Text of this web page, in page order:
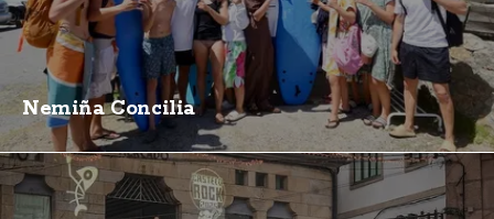
Nemiña Concilia